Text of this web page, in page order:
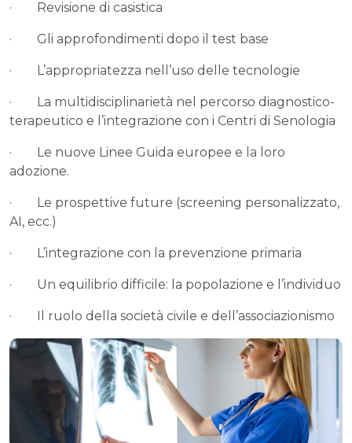
· Revisione di casistica
· Gli approfondimenti dopo il test base
· L’appropriatezza nell’uso delle tecnologie
· La multidisciplinarietà nel percorso diagnostico-
terapeutico e l’integrazione con i Centri di Senologia
· Le nuove Linee Guida europee e la loro
adozione.
· Le prospettive future (screening personalizzato,
AI, ecc.)
· L’integrazione con la prevenzione primaria
· Un equilibrio difficile: la popolazione e l’individuo
· Il ruolo della società civile e dell’associazionismo